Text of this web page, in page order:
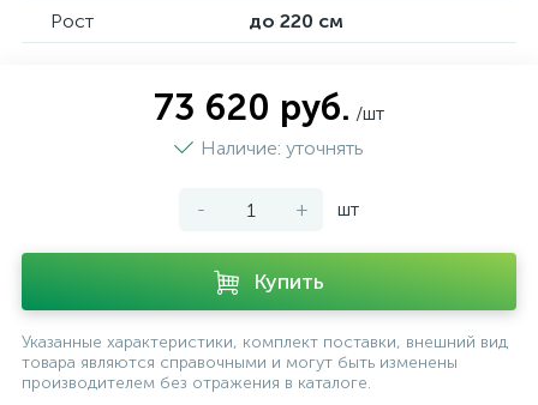
Рост
до 220 см
73 620 руб. /шт
Наличие: уточнять
- + шт
Купить
Указанные характеристики, комплект поставки, внешний вид
товара являются справочными и могут быть изменены
производителем без отражения в каталоге.